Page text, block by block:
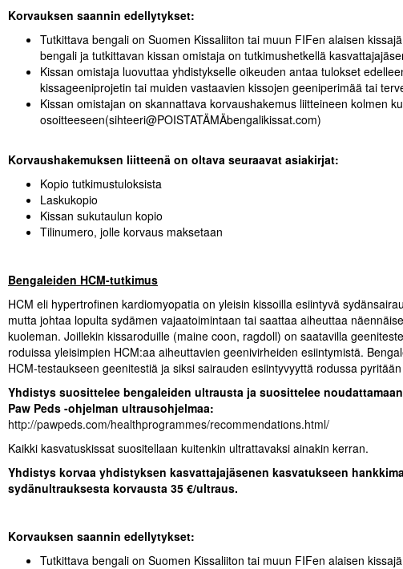
Korvauksen saannin edellytykset:
Tutkittava bengali on Suomen Kissaliiton tai muun FIFen alaisen
bengali ja tutkittavan kissan omistaja on tutkimushetkellä
Kissan omistaja luovuttaa yhdistykselle oikeuden antaa tulokset
kissageeniprojetin tai muiden vastaavien kissojen geeniperimää tai
Kissan omistajan on skannattava korvaushakemus liitteineen kolmen
osoitteeseen(sihteeri@POISTATÄMÄbengalikissat.com)
Korvaushakemuksen liitteenä on oltava seuraavat asiakirjat:
Kopio tutkimustuloksista
Laskukopio
Kissan sukutaulun kopio
Tilinumero, jolle korvaus maksetaan
Bengaleiden HCM-tutkimus
HCM eli hypertrofinen kardiomyopatia on yleisin kissoilla esiintyvä
mutta johtaa lopulta sydämen vajaatoimintaan tai saattaa aiheuttaa
kuoleman. Joillekin kissaroduille (maine coon, ragdoll) on saatavilla
roduissa yleisimpien HCM:aa aiheuttavien geenivirheiden esiintymistä.
HCM-testaukseen geenitestiä ja siksi sairauden esiintyvyyttä rodussa
Yhdistys suosittelee bengaleiden ultrausta ja suosittelee
Paw Peds -ohjelman ultrausohjelmaa:
http://pawpeds.com/healthprogrammes/recommendations.html/
Kaikki kasvatuskissat suositellaan kuitenkin ultrattavaksi ainakin kerran.
Yhdistys korvaa yhdistyksen kasvattajajäsenen kasvatukseen
sydänultrauksesta korvausta 35 €/ultraus.
Korvauksen saannin edellytykset:
Tutkittava bengali on Suomen Kissaliiton tai muun FIFen alaisen